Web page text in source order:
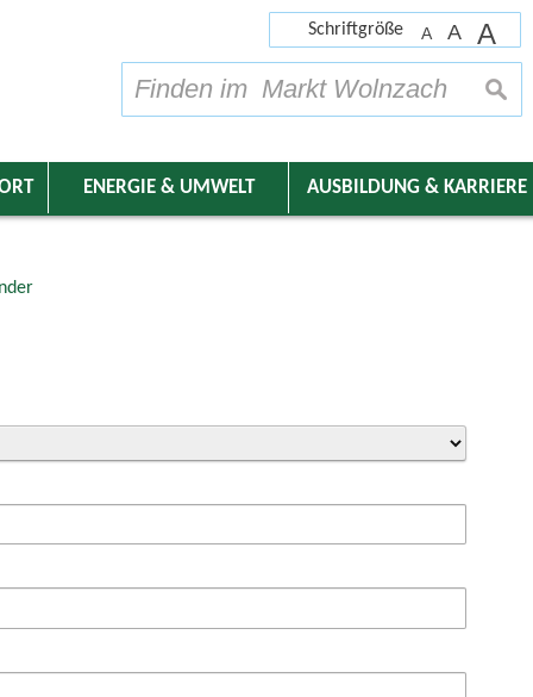
Schriftgröße A A A
ENERGIE & UMWELT AUSBILDUNG & KARRIERE